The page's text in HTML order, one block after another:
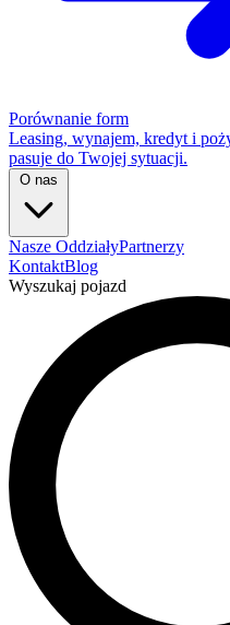
Porównanie form
Leasing, wynajem, kredyt i
pasuje do Twojej sytuacji.
O nas
Nasze OddziałyPartnerzy
KontaktBlog
Wyszukaj pojazd